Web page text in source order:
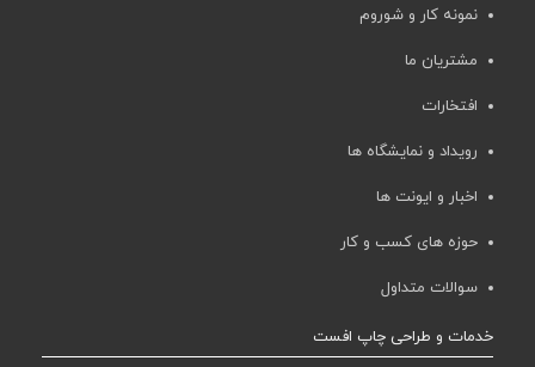
نمونه کار و شوروم
مشتریان ما
افتخارات
رویداد و نمایشگاه ها
اخبار و ایونت ها
حوزه های کسب و کار
سوالات متداول
خدمات و طراحی چاپ افست